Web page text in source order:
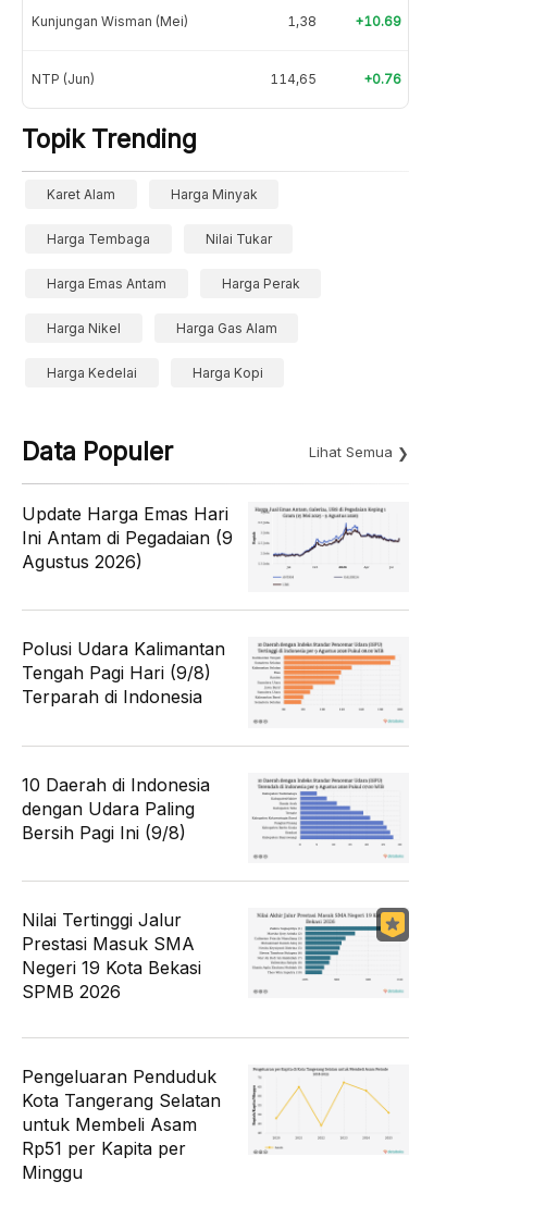
Kunjungan Wisman (Mei) 1,38 +10.69
NTP (Jun) 114,65 +0.76
Topik Trending
Karet Alam Harga Minyak
Harga Tembaga Nilai Tukar
Harga Emas Antam Harga Perak
Harga Nikel Harga Gas Alam
Harga Kedelai Harga Kopi
Data Populer Lihat Semua
Update Harga Emas Hari
Ini Antam di Pegadaian (9
Agustus 2026)
Polusi Udara Kalimantan
Tengah Pagi Hari (9/8)
Terparah di Indonesia
10 Daerah di Indonesia
dengan Udara Paling
Bersih Pagi Ini (9/8)
Nilai Tertinggi Jalur
Prestasi Masuk SMA
Negeri 19 Kota Bekasi
SPMB 2026
Pengeluaran Penduduk
Kota Tangerang Selatan
untuk Membeli Asam
Rp51 per Kapita per
Minggu